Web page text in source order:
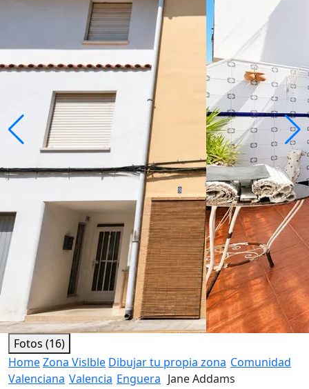
Fotos (16)
HomeZona Vislble Dibujar tu propia zona Comunidad
Valenciana Valencia Enguera Jane Addams